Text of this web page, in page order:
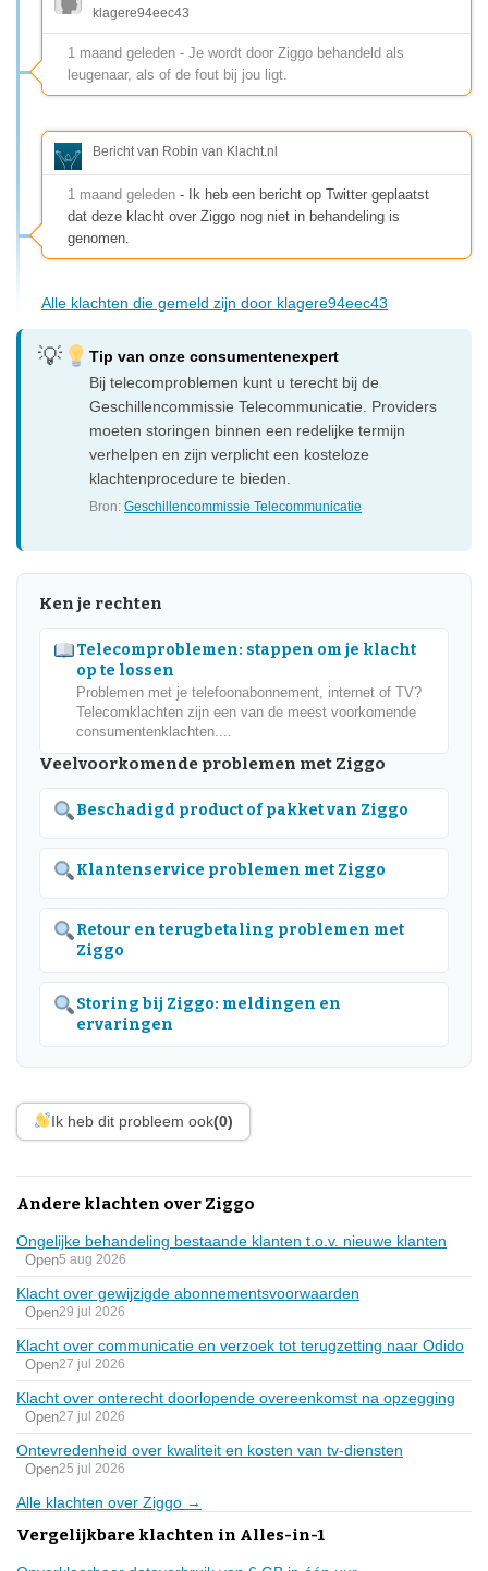
klagere94eec43
1 maand geleden - Je wordt door Ziggo behandeld als
leugenaar, als of de fout bij jou ligt.
Bericht van Robin van Klacht.nl
1 maand geleden - Ik heb een bericht op Twitter geplaatst
dat deze klacht over Ziggo nog niet in behandeling is
genomen.
Alle klachten die gemeld zijn door klagere94eec43
Tip van onze consumentenexpert
Bij telecomproblemen kunt u terecht bij de
Geschillencommissie Telecommunicatie. Providers
moeten storingen binnen een redelijke termijn
verhelpen en zijn verplicht een kosteloze
klachtenprocedure te bieden.
Bron:Geschillencommissie Telecommunicatie
Ken je rechten
Telecomproblemen: stappen om je klacht
op te lossen
Problemen met je telefoonabonnement, internet of TV?
Telecomklachten zijn een van de meest voorkomende
consumentenklachten....
Veelvoorkomende problemen met Ziggo
Beschadigd product of pakket van Ziggo
Klantenservice problemen met Ziggo
Retour en terugbetaling problemen met
Ziggo
Storing bij Ziggo: meldingen en
ervaringen
Ik heb dit probleem ook(0)
Andere klachten over Ziggo
Ongelijke behandeling bestaande klanten t.o.v. nieuwe klanten
Open5 aug 2026
Klacht over gewijzigde abonnementsvoorwaarden
Open29 jul 2026
Klacht over communicatie en verzoek tot terugzetting naar Odido
Open27 jul 2026
Klacht over onterecht doorlopende overeenkomst na opzegging
Open27 jul 2026
Ontevredenheid over kwaliteit en kosten van tv-diensten
Open25 jul 2026
Alle klachten over Ziggo →
Vergelijkbare klachten in Alles-in-1